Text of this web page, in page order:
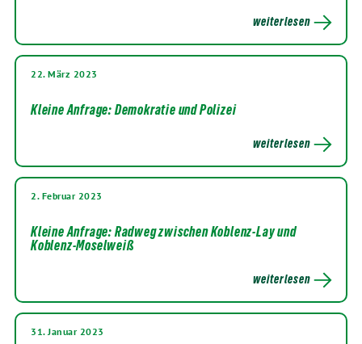
weiterlesen
22. März 2023
Kleine Anfrage: Demokratie und Polizei
weiterlesen
2. Februar 2023
Kleine Anfrage: Radweg zwischen Koblenz-Lay und
Koblenz-Moselweiß
weiterlesen
31. Januar 2023